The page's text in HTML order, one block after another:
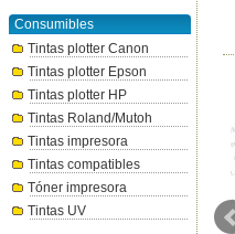
Consumibles
Tintas plotter Canon
Tintas plotter Epson
Tintas plotter HP
Tintas Roland/Mutoh
Tintas impresora
Tintas compatibles
Tóner impresora
Tintas UV